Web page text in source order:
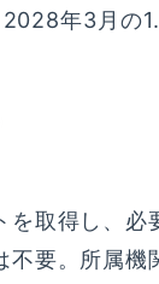
年3月の
を取得し、
不要。所属